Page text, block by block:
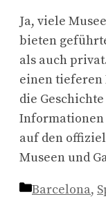
Ja, viele
bieten
als auch
einen tieferen
die
Informationen
auf den
Museen und
Kategorien
Barcelona,